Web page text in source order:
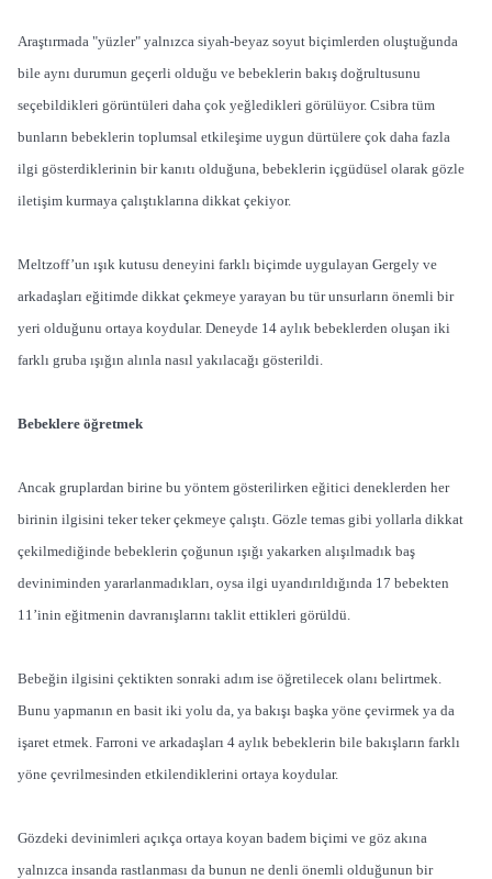
Araştırmada "yüzler" yalnızca siyah-beyaz soyut biçimlerden oluştuğunda
bile aynı durumun geçerli olduğu ve bebeklerin bakış doğrultusunu
seçebildikleri görüntüleri daha çok yeğledikleri görülüyor. Csibra tüm
bunların bebeklerin toplumsal etkileşime uygun dürtülere çok daha fazla
ilgi gösterdiklerinin bir kanıtı olduğuna, bebeklerin içgüdüsel olarak gözle
iletişim kurmaya çalıştıklarına dikkat çekiyor.
Meltzoff’un ışık kutusu deneyini farklı biçimde uygulayan Gergely ve
arkadaşları eğitimde dikkat çekmeye yarayan bu tür unsurların önemli bir
yeri olduğunu ortaya koydular. Deneyde 14 aylık bebeklerden oluşan iki
farklı gruba ışığın alınla nasıl yakılacağı gösterildi.
Bebeklere öğretmek
Ancak gruplardan birine bu yöntem gösterilirken eğitici deneklerden her
birinin ilgisini teker teker çekmeye çalıştı. Gözle temas gibi yollarla dikkat
çekilmediğinde bebeklerin çoğunun ışığı yakarken alışılmadık baş
deviniminden yararlanmadıkları, oysa ilgi uyandırıldığında 17 bebekten
11’inin eğitmenin davranışlarını taklit ettikleri görüldü.
Bebeğin ilgisini çektikten sonraki adım ise öğretilecek olanı belirtmek.
Bunu yapmanın en basit iki yolu da, ya bakışı başka yöne çevirmek ya da
işaret etmek. Farroni ve arkadaşları 4 aylık bebeklerin bile bakışların farklı
yöne çevrilmesinden etkilendiklerini ortaya koydular.
Gözdeki devinimleri açıkça ortaya koyan badem biçimi ve göz akına
yalnızca insanda rastlanması da bunun ne denli önemli olduğunun bir